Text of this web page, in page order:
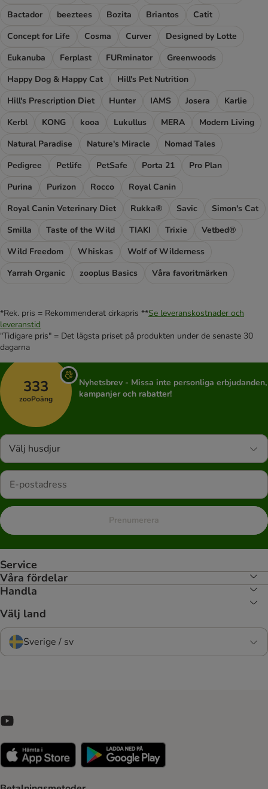
Bactador
beeztees Bozita Briantos
Catit
Concept for Life
Cosma Curver
Designed by Lotte
Eukanuba
Ferplast FURminator
Greenwoods
Happy Dog & Happy Cat
Hill's Pet Nutrition
Hill's Prescription Diet
Hunter IAMS Josera
Karlie
Kerbl
KONG kooa Lukullus MERA
Modern Living
Natural Paradise
Nature's Miracle
Nomad Tales
Pedigree
Petlife PetSafe Porta 21
Pro Plan
Purina
Purizon Rocco
Royal Canin
Royal Canin Veterinary Diet
Rukka® Savic
Simon's Cat
Smilla
Taste of the Wild TIAKI Trixie
Vetbed®
Wild Freedom
Whiskas
Wolf of Wilderness
Yarrah Organic
zooplus Basics Våra favoritmärken
*Rek. pris = Rekommenderat cirkapris **Se leveranskostnader och
leveranstid
"Tidigare pris" = Det lägsta priset på produkten under de senaste 30
dagarna
333
zooPoäng
Nyhetsbrev - Missa inte personliga erbjudanden,
kampanjer och rabatter!
Välj husdjur
Prenumerera
Service
Våra fördelar
Handla
Välj land
Sverige / sv